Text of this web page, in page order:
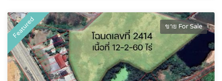
Featured ขาย For Sale